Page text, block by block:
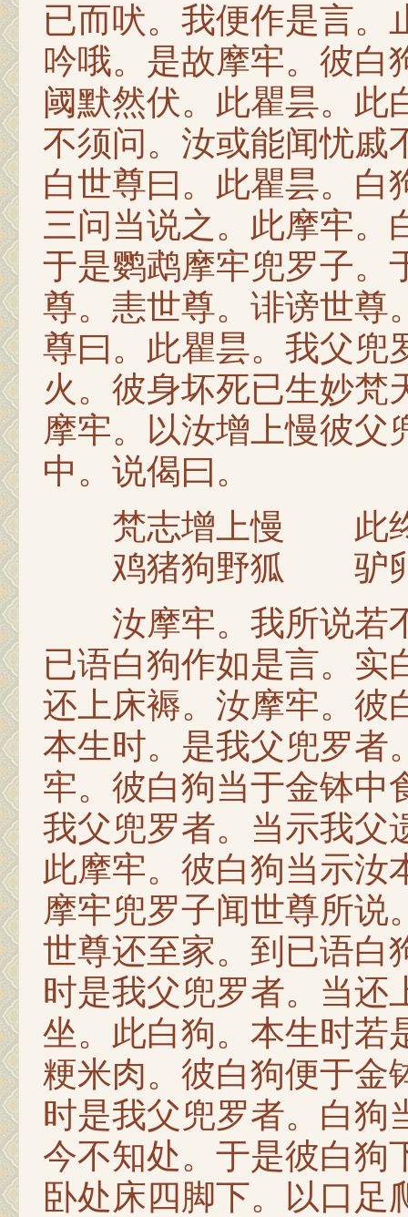
已而吠。我便作是言。
吟哦。是故摩牢。彼白
阈默然伏。此瞿昙。此
不须问。汝或能闻忧戚
白世尊曰。此瞿昙。白
三问当说之。此摩牢。
于是鹦鹉摩牢兜罗子。
尊。恚世尊。诽谤世尊
尊曰。此瞿昙。我父兜
火。彼身坏死已生妙梵
摩牢。以汝增上慢彼父
中。说偈曰。
梵志增上慢 此终
鸡猪狗野狐 驴卵
汝摩牢。我所说若
已语白狗作如是言。实
还上床褥。汝摩牢。彼
本生时。是我父兜罗者
牢。彼白狗当于金钵中
我父兜罗者。当示我父
此摩牢。彼白狗当示汝
摩牢兜罗子闻世尊所说
世尊还至家。到已语白
时是我父兜罗者。当还
坐。此白狗。本生时若
粳米肉。彼白狗便于金
时是我父兜罗者。白狗
今不知处。于是彼白狗
卧处床四脚下。以口足